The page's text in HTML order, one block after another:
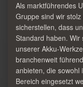
Als marktführendes
Gruppe sind wir
sicherstellen, dass
Standard haben. Wir
unserer Akku-
branchenweit
anbieten, die sowohl
Bereich eingesetzt